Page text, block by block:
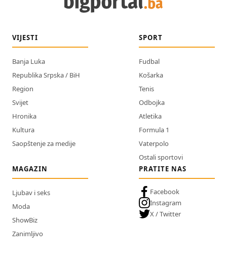
VIJESTI
Banja Luka
Republika Srpska / BiH
Region
Svijet
Hronika
Kultura
Saopštenje za medije
SPORT
Fudbal
Košarka
Tenis
Odbojka
Atletika
Formula 1
Vaterpolo
Ostali sportovi
MAGAZIN
Ljubav i seks
Moda
ShowBiz
Zanimljivo
PRATITE NAS
Facebook
Instagram
X / Twitter